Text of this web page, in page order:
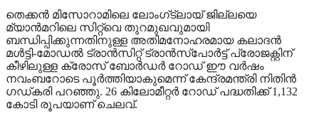
തെക്കന്‍ മിസോറാമിലെ ലോംഗ്ട്ലായ് ജില്ലയെ
മ്യാന്‍മറിലെ സിറ്റ്വെ തുറമുഖവുമായി
ബന്ധിപ്പിക്കുന്നതിനുള്ള അതിമനോഹരമായ കലാദന്‍
മള്‍ട്ടി-മോഡല്‍ ട്രാന്‍സിറ്റ് ട്രാന്‍സ്പോര്‍ട്ട് പ്രോജക്റ്റിന്
കീഴിലുള്ള ക്രോസ് ബോര്‍ഡര്‍ റോഡ് ഈ വര്‍ഷം
നവംബറോടെ പൂര്‍ത്തിയാകുമെന്ന് കേന്ദ്രമന്ത്രി നിതിന്‍
ഗഡ്കരി പറഞ്ഞു. 26 കിലോമീറ്റര്‍ റോഡ് പദ്ധതിക്ക് 1,132
കോടി രൂപയാണ് ചെലവ്.